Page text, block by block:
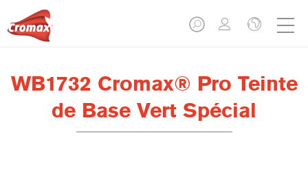
WB1732 Cromax® Pro Teinte
de Base Vert Spécial